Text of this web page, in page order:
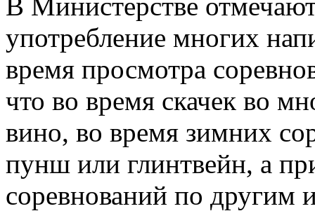
употребление многих
время просмотра
что во время скачек во
вино, во время зимних
пунш или глинтвейн, а
соревнований по другим